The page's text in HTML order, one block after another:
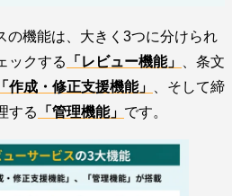
の機能は、大きく3つに分けられ
ックする
「レビュー機能」
、条文
「作成・修正支援機能」
、そして締
する
「管理機能」 です。